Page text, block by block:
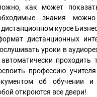
как может
знания
курсе
дистанционных
уроки в
проходить
профессию
об обучении и
откроются все двери!